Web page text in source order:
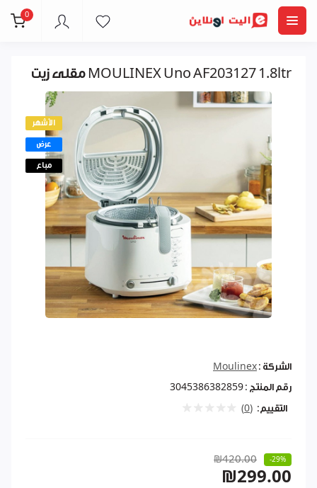
0
مقلى زيت MOULINEX Uno AF203127 1.8ltr
الأشهر
عرض
مباع
الشركة : Moulinex
رقم المنتج : 3045386382859
التقييم: (0)
₪420.00 -29%
₪299.00